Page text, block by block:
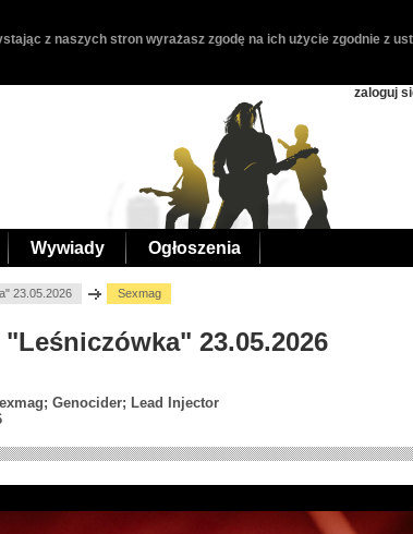
z naszych stron wyrażasz zgodę na ich użycie zgodnie z
zaloguj
Wywiady Ogłoszenia
23.05.2026 Sexmag
23.05.2026
Genocider; Lead Injector